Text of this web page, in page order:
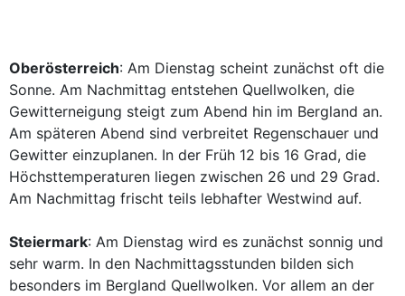
Oberösterreich: Am Dienstag scheint zunächst oft die
Sonne. Am Nachmittag entstehen Quellwolken, die
Gewitterneigung steigt zum Abend hin im Bergland an.
Am späteren Abend sind verbreitet Regenschauer und
Gewitter einzuplanen. In der Früh 12 bis 16 Grad, die
Höchsttemperaturen liegen zwischen 26 und 29 Grad.
Am Nachmittag frischt teils lebhafter Westwind auf.
Steiermark: Am Dienstag wird es zunächst sonnig und
sehr warm. In den Nachmittagsstunden bilden sich
besonders im Bergland Quellwolken. Vor allem an der